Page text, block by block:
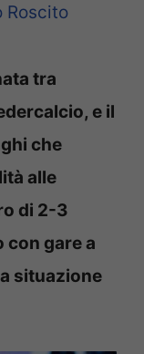
Roscito
tra
e il
che
alle
di 2-3
con gare a
situazione